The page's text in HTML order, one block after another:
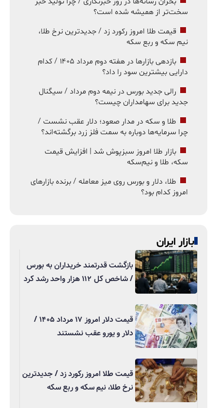
سخت‌تر از همیشه شده است؟
قیمت طلا امروز رکورد زد / جدیدترین نرخ طلا،
نیم سکه و ربع سکه
بازدهی بازارها در هفته دوم مرداد ۱۴۰۵ / کدام
دارایی بیشترین سود را داد؟
رالی جدید بورس در نیمه دوم مرداد / سیگنال
جدید برای سهامداران چیست؟
طلا و سکه در مدار صعود؛ دلار عقب نشست /
چرا سرمایه‌ها دوباره به سمت فلز زرد برگشته‌اند؟
بازار طلا امروز سبزپوش شد | افزایش قیمت
سکه، طلا و نیم‌سکه
طلا، دلار و بورس روی میز معامله / برنده بازارهای
امروز کدام بود؟
بازار ایران
بازگشت قدرتمند خریداران به بورس
/ شاخص کل ۱۱۲ هزار واحد رشد کرد
قیمت دلار امروز ۱۷ مرداد ۱۴۰۵ /
دلار و یورو عقب نشستند
قیمت طلا امروز رکورد زد / جدیدترین
نرخ طلا، نیم سکه و ربع سکه